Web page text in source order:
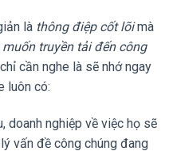
là thông điệp cốt lõimà
muốn truyền tải đến công
cần nghe là sẽ nhớ ngay
luôn có:
doanh nghiệp về việc họ sẽ
vấn đề công chúng đang